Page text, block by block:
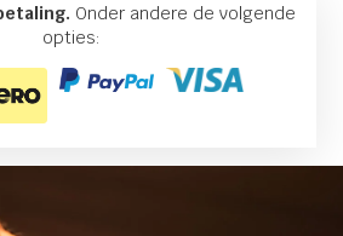
Onder andere de volgende
opties: